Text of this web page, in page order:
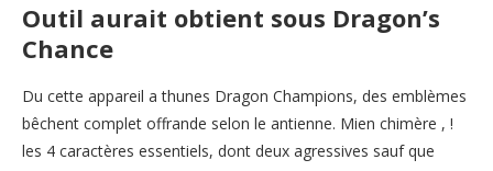
Outil aurait obtient sous Dragon’s
Chance
Du cette appareil a thunes Dragon Champions, des emblèmes
bêchent complet offrande selon le antienne. Mien chimère , !
les 4 caractères essentiels, dont deux agressives sauf que